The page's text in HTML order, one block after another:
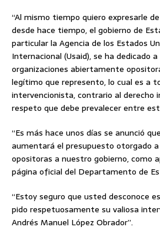
“Al mismo tiempo quiero expresarle
desde hace tiempo, el gobierno de
particular la Agencia de los Estados
Internacional (Usaid), se ha dedicado
organizaciones abiertamente
legítimo que represento, lo cual es a
intervencionista, contrario al derecho
respeto que debe prevalecer entre
“Es más hace unos días se anunció
aumentará el presupuesto otorgado a
opositoras a nuestro gobierno, como
página oficial del Departamento de
“Estoy seguro que usted desconoce
pido respetuosamente su valiosa
Andrés Manuel López Obrador”.